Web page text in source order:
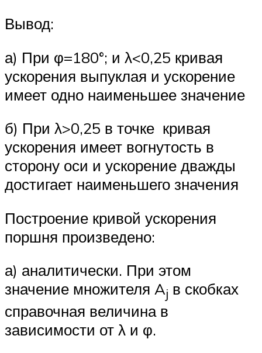
Вывод:
а) При φ=180°; и λ<0,25 кривая
ускорения выпуклая и ускорение
имеет одно наименьшее значение
б) При λ>0,25 в точке кривая
ускорения имеет вогнутость в
сторону оси и ускорение дважды
достигает наименьшего значения
Построение кривой ускорения
поршня произведено:
а) аналитически. При этом
значение множителя Aj в скобках
справочная величина в
зависимости от λ и φ.